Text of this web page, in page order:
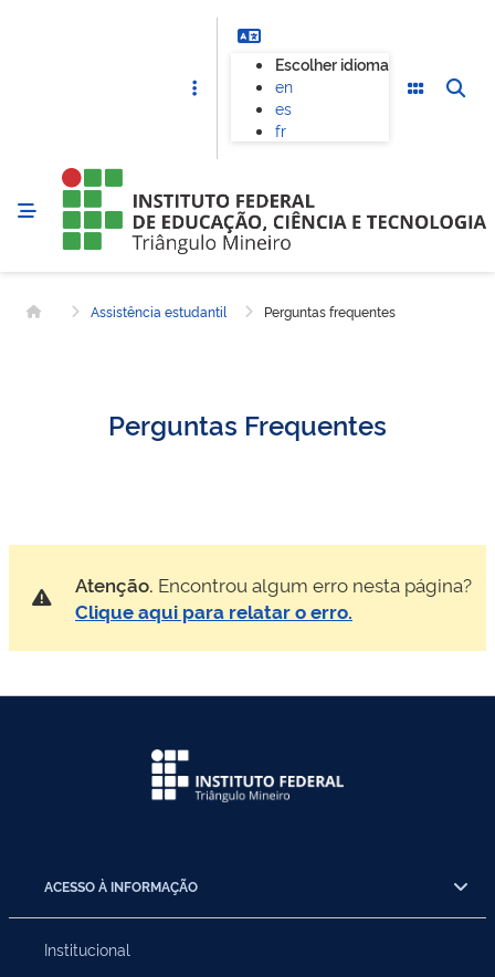
Escolher idioma
en
es
fr
Página inicialAssistência estudantil Perguntas frequentes
Perguntas Frequentes
Atenção. Encontrou algum erro nesta página?
Clique aqui para relatar o erro.
ACESSO À INFORMAÇÃO
Institucional